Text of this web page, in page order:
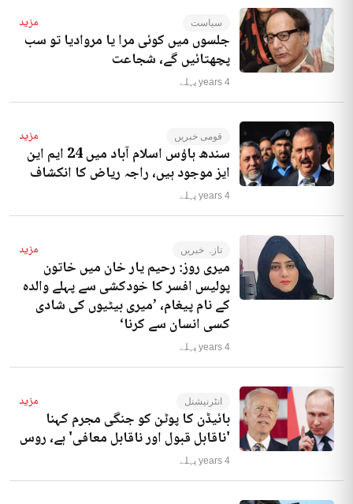
سیاست مزید
جلسوں میں کوئی مرا یا مروادیا تو سب
پچھتائیں گے، شجاعت
4 years پہلے
قومی خبریں مزید
سندھ ہاؤس اسلام آباد میں 24 ایم این
ایز موجود ہیں، راجہ ریاض کا انکشاف
4 years پہلے
تازہ خبریں مزید
میری روز: رحیم یار خان میں خاتون
پولیس افسر کا خودکشی سے پہلے والدہ
کے نام پیغام، ’میری بیٹیوں کی شادی
کسی انسان سے کرنا‘
4 years پہلے
انٹرنیشنل مزید
بائیڈن کا پوٹن کو جنگی مجرم کہنا
'ناقابل قبول اور ناقابل معافی' ہے، روس
4 years پہلے